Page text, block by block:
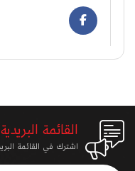
القائمة البريدية
اشترك في القائمة